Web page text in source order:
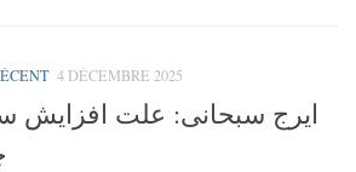
4 DÉCEMBRE 2025
ایرج سبحانی: علت افزایش